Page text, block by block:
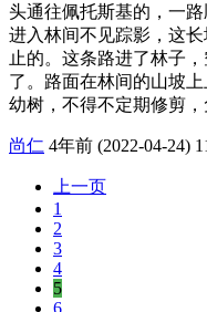
头通往佩托斯基的，一
进入林间不见踪影，这
止的。这条路进了林子
了。路面在林间的山坡
幼树，不得不定期修剪
尚仁 4年前 (2022-04-24)
上一页
1
2
3
4
5
6